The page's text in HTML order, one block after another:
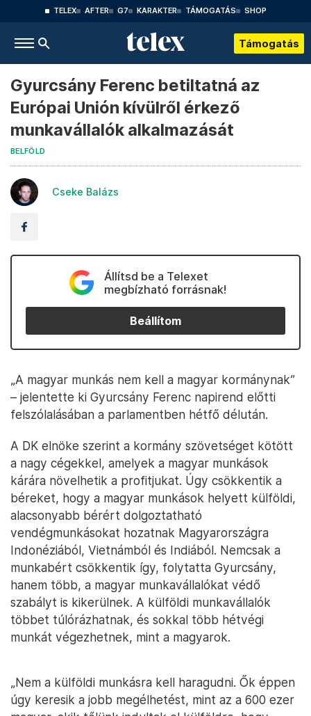
TELEX AFTER G7 KARAKTER TÁMOGATÁS SHOP
Támogatás
Gyurcsány Ferenc betiltatná az
Európai Unión kívülről érkező
munkavállalók alkalmazását
BELFÖLD
Cseke Balázs
Állítsd be a Telexet
megbízható forrásnak!
Beállítom
„A magyar munkás nem kell a magyar kormánynak”
– jelentette ki Gyurcsány Ferenc napirend előtti
felszólalásában a parlamentben hétfő délután.
A DK elnöke szerint a kormány szövetséget kötött
a nagy cégekkel, amelyek a magyar munkások
kárára növelhetik a profitjukat. Úgy csökkentik a
béreket, hogy a magyar munkások helyett külföldi,
alacsonyabb bérért dolgoztatható
vendégmunkásokat hozatnak Magyarországra
Indonéziából, Vietnámból és Indiából. Nemcsak a
munkabért csökkentik így, folytatta Gyurcsány,
hanem több, a magyar munkavállalókat védő
szabályt is kikerülnek. A külföldi munkavállalók
többet túlórázhatnak, és sokkal több hétvégi
munkát végezhetnek, mint a magyarok.
„Nem a külföldi munkásra kell haragudni. Ők éppen
úgy keresik a jobb megélhetést, mint az a 600 ezer